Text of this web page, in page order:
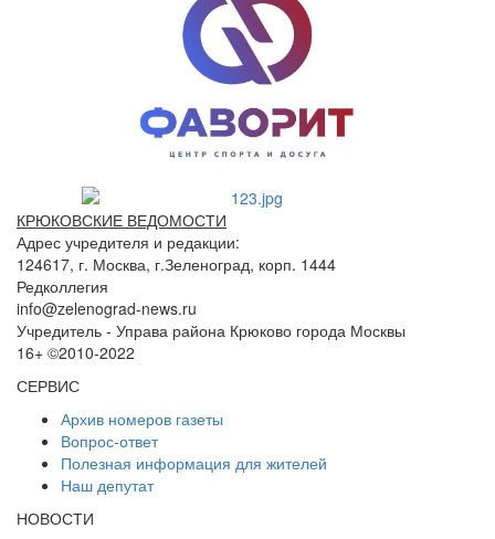
КРЮКОВСКИЕ ВЕДОМОСТИ
Адрес учредителя и редакции:
124617, г. Москва, г.Зеленоград, корп. 1444
Редколлегия
info@zelenograd-news.ru
Учредитель - Управа района Крюково города Москвы
16+ ©2010-2022
СЕРВИС
Архив номеров газеты
Вопрос-ответ
Полезная информация для жителей
Наш депутат
НОВОСТИ